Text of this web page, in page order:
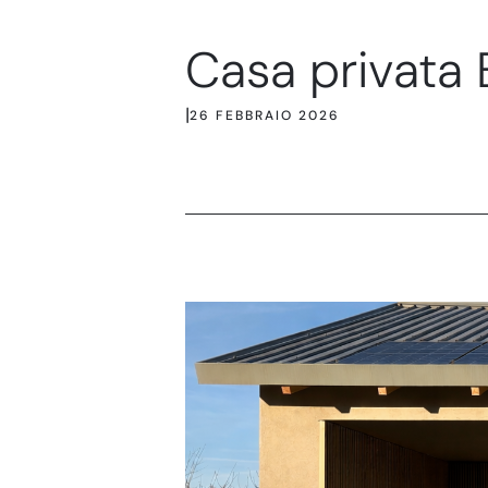
Casa privata
|26 FEBBRAIO 2026